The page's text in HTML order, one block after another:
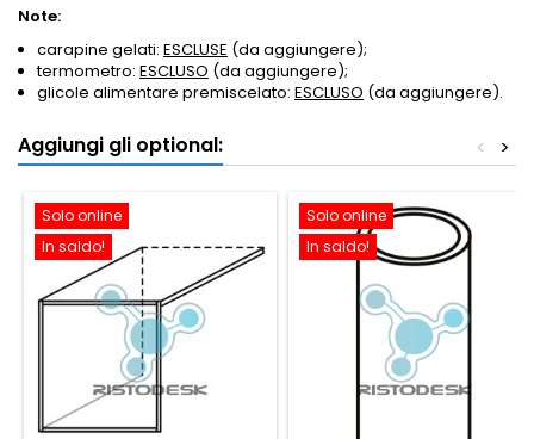
Note:
carapine gelati: ESCLUSE (da aggiungere);
termometro: ESCLUSO (da aggiungere);
glicole alimentare premiscelato: ESCLUSO (da aggiungere).
Aggiungi gli optional: >
<
Solo online
In saldo!
Solo online
In saldo!